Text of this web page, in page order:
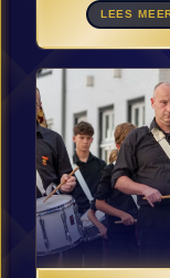
LEES